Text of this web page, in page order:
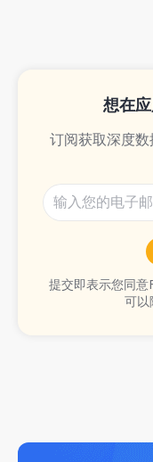
想在
订阅获取深度
提交即表示您同
可以